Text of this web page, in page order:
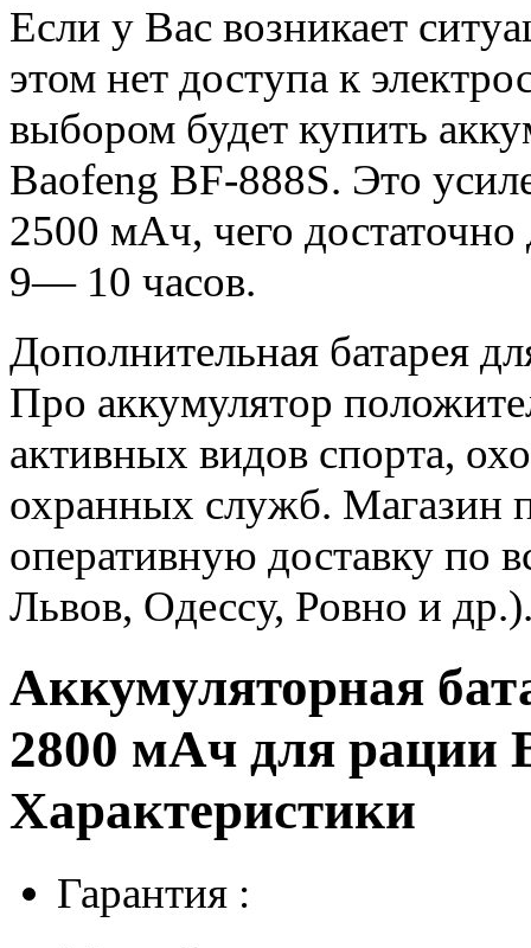
Если у Вас возникает
этом нет доступа к
выбором будет купить
Baofeng BF-888S. Это
2500 мАч, чего
9— 10 часов.
Дополнительная батарея
Про аккумулятор
активных видов спорта,
охранных служб. Магазин
оперативную доставку по
Львов, Одессу, Ровно и
Аккумуляторная
2800 мАч для рации
Характеристики
Гарантия :